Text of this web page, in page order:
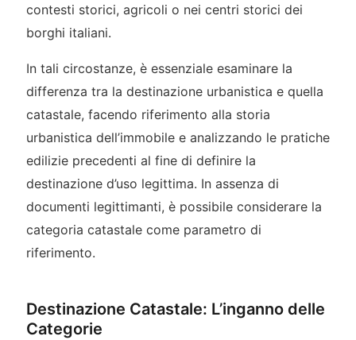
contesti storici, agricoli o nei centri storici dei
borghi italiani.
In tali circostanze, è essenziale esaminare la
differenza tra la destinazione urbanistica e quella
catastale, facendo riferimento alla storia
urbanistica dell’immobile e analizzando le pratiche
edilizie precedenti al fine di definire la
destinazione d’uso legittima. In assenza di
documenti legittimanti, è possibile considerare la
categoria catastale come parametro di
riferimento.
Destinazione Catastale: L’inganno delle
Categorie